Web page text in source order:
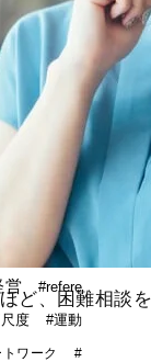
ど、困難相談
マネジ
#スト
対策
#
対策
#
#タニカ
タルヘル
営
#refere
度
#運動
ワーク #